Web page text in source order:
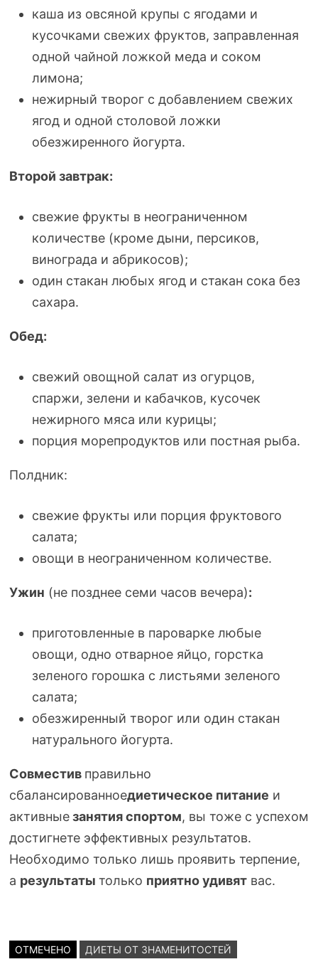
каша из овсяной крупы с ягодами и
кусочками свежих фруктов, заправленная
одной чайной ложкой меда и соком
лимона;
нежирный творог с добавлением свежих
ягод и одной столовой ложки
обезжиренного йогурта.
Второй завтрак:
свежие фрукты в неограниченном
количестве (кроме дыни, персиков,
винограда и абрикосов);
один стакан любых ягод и стакан сока без
сахара.
Обед:
свежий овощной салат из огурцов,
спаржи, зелени и кабачков, кусочек
нежирного мяса или курицы;
порция морепродуктов или постная рыба.
Полдник:
свежие фрукты или порция фруктового
салата;
овощи в неограниченном количестве.
Ужин (не позднее семи часов вечера):
приготовленные в пароварке любые
овощи, одно отварное яйцо, горстка
зеленого горошка с листьями зеленого
салата;
обезжиренный творог или один стакан
натурального йогурта.
Совместив правильно
сбалансированноедиетическое питание и
активныезанятия спортом, вы тоже с успехом
достигнете эффективных результатов.
Необходимо только лишь проявить терпение,
а результаты только приятно удивятвас.
ОТМЕЧЕНО ДИЕТЫ ОТ ЗНАМЕНИТОСТЕЙ